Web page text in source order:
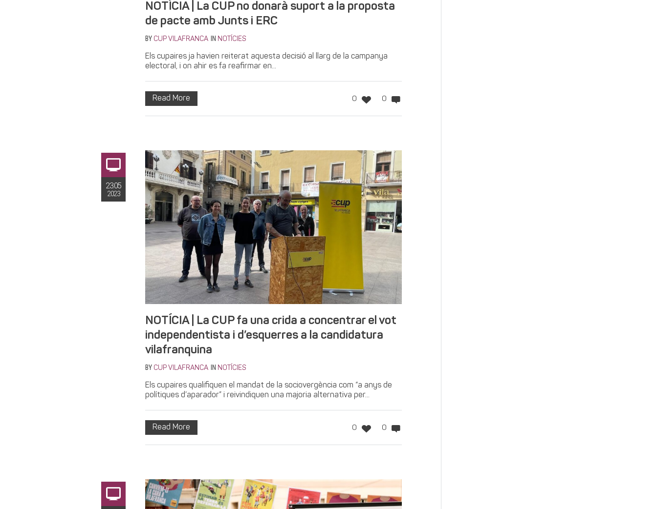
NOTÍCIA | La CUP no donarà suport a la proposta
de pacte amb Junts i ERC
BY CUP VILAFRANCA IN NOTÍCIES
Els cupaires ja havien reiterat aquesta decisió al llarg de la campanya
electoral, i on ahir es fa reafirmar en...
0 0
Read More
23.05
2023
NOTÍCIA | La CUP fa una crida a concentrar el vot
independentista i d’esquerres a la candidatura
vilafranquina
BY CUP VILAFRANCA IN NOTÍCIES
Els cupaires qualifiquen el mandat de la sociovergència com “a anys de
polítiques d’aparador” i reivindiquen una majoria alternativa per...
0 0
Read More